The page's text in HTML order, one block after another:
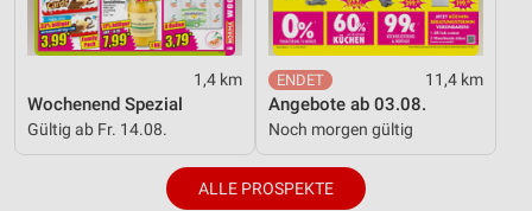
1,4 km
Wochenend Spezial
Gültig ab Fr. 14.08.
11,4 km
Angebote ab 03.08.
Noch morgen gültig
ALLE PROSPEKTE